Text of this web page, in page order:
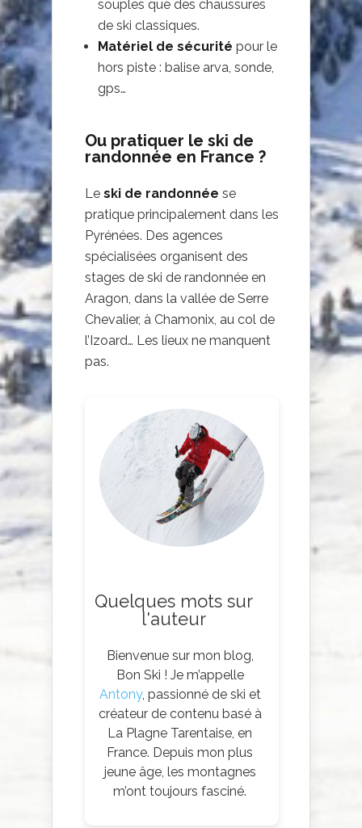
souples que des chaussures
de ski classiques.
Matériel de sécurité pour le
hors piste : balise arva, sonde,
gps…
Ou pratiquer le ski de
randonnée en France ?
Le ski de randonnée se
pratique principalement dans les
Pyrénées. Des agences
spécialisées organisent des
stages de ski de randonnée en
Aragon, dans la vallée de Serre
Chevalier, à Chamonix, au col de
l’Izoard… Les lieux ne manquent
pas.
Quelques mots sur
l'auteur
Bienvenue sur mon blog,
Bon Ski ! Je m’appelle
Antony, passionné de ski et
créateur de contenu basé à
La Plagne Tarentaise, en
France. Depuis mon plus
jeune âge, les montagnes
m’ont toujours fasciné.